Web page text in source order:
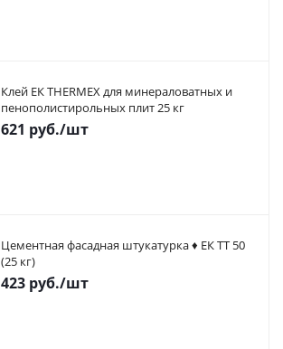
Клей ЕК THERMEX для минераловатных и
пенополистирольных плит 25 кг
621 руб./шт
Цементная фасадная штукатурка ♦ ЕК ТТ 50
(25 кг)
423 руб./шт